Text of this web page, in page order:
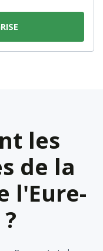
les
de la
l'Eure-